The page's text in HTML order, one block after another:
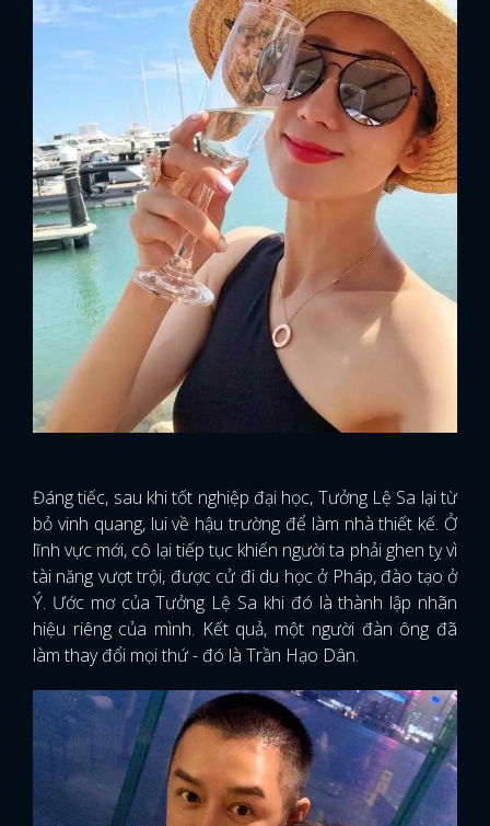
Đáng tiếc, sau khi tốt nghiệp đại học, Tưởng Lệ Sa lại từ
bỏ vinh quang, lui về hậu trường để làm nhà thiết kế. Ở
lĩnh vực mới, cô lại tiếp tục khiến người ta phải ghen tỵ vì
tài năng vượt trội, được cử đi du học ở Pháp, đào tạo ở
Ý. Ước mơ của Tưởng Lệ Sa khi đó là thành lập nhãn
hiệu riêng của mình. Kết quả, một người đàn ông đã
làm thay đổi mọi thứ - đó là Trần Hạo Dân.